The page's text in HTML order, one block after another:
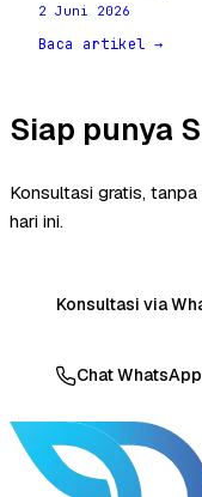
2 Juni 2026
Baca artikel →
Siap punya
Konsultasi gratis,
hari ini.
Konsultasi via
Chat